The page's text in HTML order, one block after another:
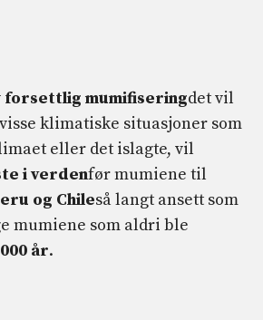
forsettlig mumifiseringdet vil
klimatiske situasjoner som
eller det islagte, vil
i verdenfør mumiene til
og Chileså langt ansett som
mumiene som aldri ble
år.